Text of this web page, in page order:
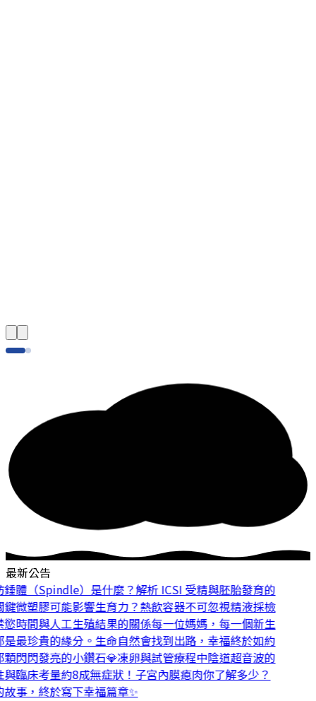
最新公告
體（Spindle）是什麼？解析 ICSI 受精與胚胎發育的
微塑膠可能影響生育力？熱飲容器不可忽視精液採檢
時間與人工生殖結果的關係每一位媽媽，每一個新生
最珍貴的緣分。 生命自然會找到出路，幸福終於如約
閃閃發亮的小鑽石💎凍卵與試管療程中陰道超音波的
臨床考量約8成無症狀！子宮內膜瘜肉你了解多少？
事，終於寫下幸福篇章✨